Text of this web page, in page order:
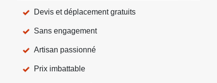
Devis et déplacement gratuits
Sans engagement
Artisan passionné
Prix imbattable